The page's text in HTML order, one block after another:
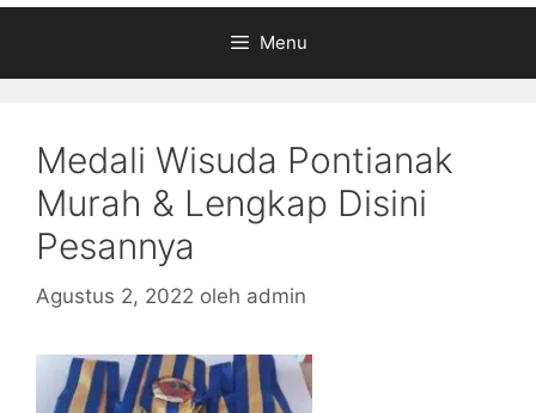
Menu
Medali Wisuda Pontianak
Murah & Lengkap Disini
Pesannya
Agustus 2, 2022 oleh admin